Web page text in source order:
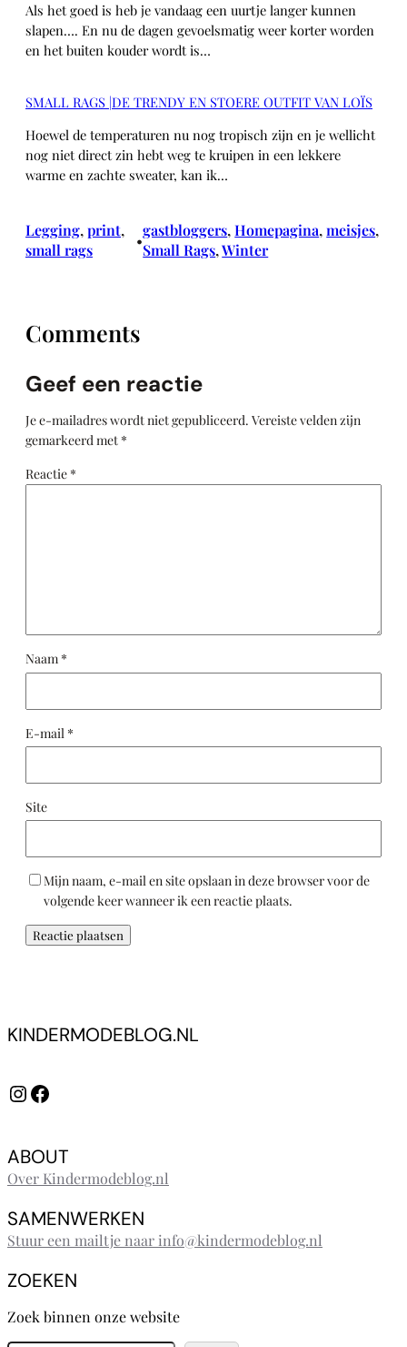
Als het goed is heb je vandaag een uurtje langer kunnen
slapen…. En nu de dagen gevoelsmatig weer korter worden
en het buiten kouder wordt is…
SMALL RAGS |DE TRENDY EN STOERE OUTFIT VAN LOÏS
Hoewel de temperaturen nu nog tropisch zijn en je wellicht
nog niet direct zin hebt weg te kruipen in een lekkere
warme en zachte sweater, kan ik…
Legging, print
small rags
•
gastbloggers, Homepagina, meisjes
Small Rags, Winter
Comments
Geef een reactie
Je e-mailadres wordt niet gepubliceerd. Vereiste velden zijn
gemarkeerd met *
Reactie *
Naam *
E-mail *
Site
Mijn naam, e-mail en site opslaan in deze browser voor de
volgende keer wanneer ik een reactie plaats.
KINDERMODEBLOG.NL
InstagramFacebook
ABOUT
Over Kindermodeblog.nl
SAMENWERKEN
Stuur een mailtje naar info@kindermodeblog.nl
ZOEKEN
Zoek binnen onze website